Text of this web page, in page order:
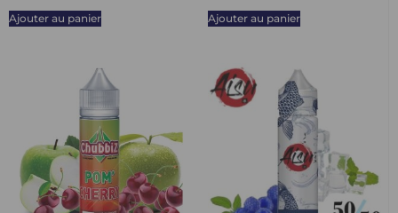
Ajouter au panier Ajouter au panier